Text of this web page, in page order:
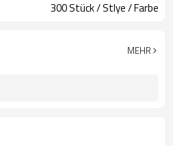
300 Stück / Stlye / Farbe
MEHR